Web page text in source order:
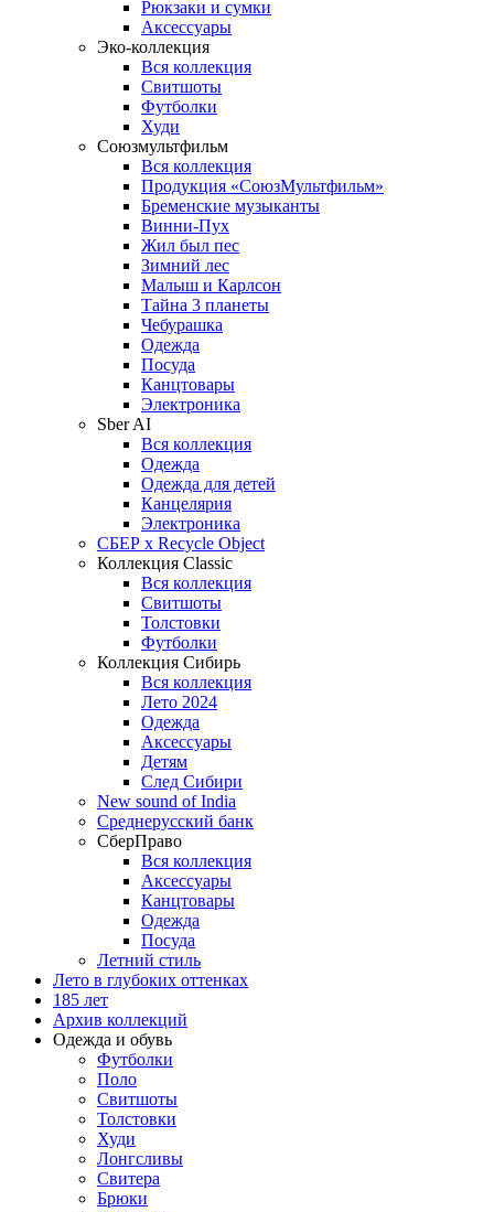
Рюкзаки и сумки
Аксессуары
Эко-коллекция
Вся коллекция
Свитшоты
Футболки
Худи
Союзмультфильм
Вся коллекция
Продукция «СоюзМультфильм»
Бременские музыканты
Винни-Пух
Жил был пес
Зимний лес
Малыш и Карлсон
Тайна 3 планеты
Чебурашка
Одежда
Посуда
Канцтовары
Электроника
Sber AI
Вся коллекция
Одежда
Одежда для детей
Канцелярия
Электроника
СБЕР x Recycle Object
Коллекция Classic
Вся коллекция
Свитшоты
Толстовки
Футболки
Коллекция Сибирь
Вся коллекция
Лето 2024
Одежда
Аксессуары
Детям
След Сибири
New sound of India
Среднерусский банк
СберПраво
Вся коллекция
Аксессуары
Канцтовары
Одежда
Посуда
Летний стиль
Лето в глубоких оттенках
185 лет
Архив коллекций
Одежда и обувь
Футболки
Поло
Свитшоты
Толстовки
Худи
Лонгсливы
Свитера
Брюки